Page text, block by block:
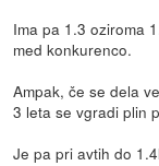
Ima pa 1.3 oziroma
med konkurenco.
Ampak, če se dela
3 leta se vgradi plin
Je pa pri avtih do